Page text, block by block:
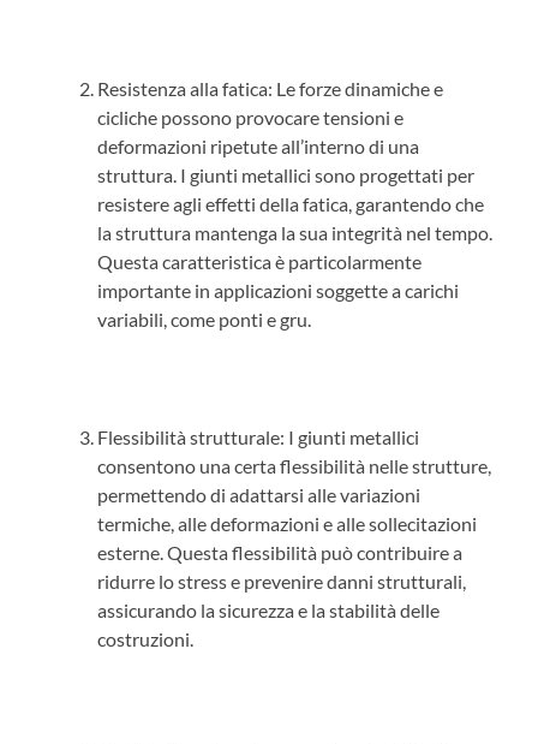
Resistenza alla fatica: Le forze dinamiche e
cicliche possono provocare tensioni e
deformazioni ripetute all’interno di una
struttura. I giunti metallici sono progettati per
resistere agli effetti della fatica, garantendo che
la struttura mantenga la sua integrità nel tempo.
Questa caratteristica è particolarmente
importante in applicazioni soggette a carichi
variabili, come ponti e gru.
Flessibilità strutturale: I giunti metallici
consentono una certa flessibilità nelle strutture,
permettendo di adattarsi alle variazioni
termiche, alle deformazioni e alle sollecitazioni
esterne. Questa flessibilità può contribuire a
ridurre lo stress e prevenire danni strutturali,
assicurando la sicurezza e la stabilità delle
costruzioni.